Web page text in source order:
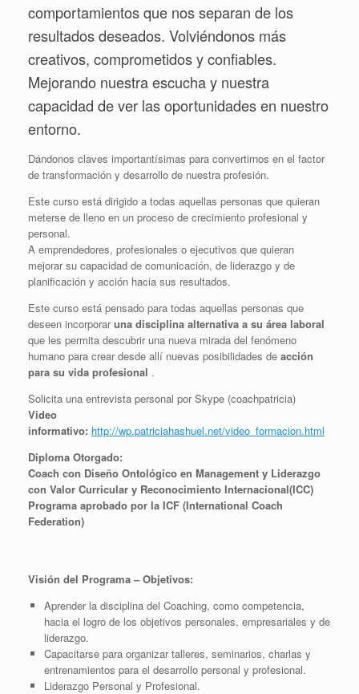
comportamientos que nos separan de los
resultados deseados. Volviéndonos más
creativos, comprometidos y confiables.
Mejorando nuestra escucha y nuestra
capacidad de ver las oportunidades en nuestro
entorno.
Dándonos claves importantísimas para convertirnos en el factor
de transformación y desarrollo de nuestra profesión.
Este curso está dirigido a todas aquellas personas que quieran
meterse de lleno en un proceso de crecimiento profesional y
personal.
A emprendedores, profesionales o ejecutivos que quieran
mejorar su capacidad de comunicación, de liderazgo y de
planificación y acción hacia sus resultados.
Este curso está pensado para todas aquellas personas que
deseen incorporaruna disciplina alternativa a su área laboral
que les permita descubrir una nueva mirada del fenómeno
humano para crear desde allí nuevas posibilidades de acción
para su vida profesional .
Solicita una entrevista personal por Skype (coachpatricia)
Video
informativo: http://wp.patriciahashuel.net/video_formacion.html
Diploma Otorgado:
Coach con Diseño Ontológico en Management y Liderazgo
con Valor Curricular y Reconocimiento Internacional(ICC)
Programa aprobado por la ICF (International Coach
Federation)
Visión del Programa – Objetivos:
Aprender la disciplina del Coaching, como competencia,
hacia el logro de los objetivos personales, empresariales y de
liderazgo.
Capacitarse para organizar talleres, seminarios, charlas y
entrenamientos para el desarrollo personal y profesional.
Liderazgo Personal y Profesional.